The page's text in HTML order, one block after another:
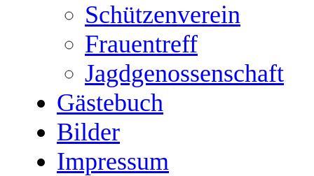
Schützenverein
Frauentreff
Jagdgenossenschaft
Gästebuch
Bilder
Impressum